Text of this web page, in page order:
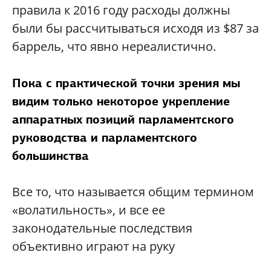
правила к 2016 году расходы должны
были бы рассчитываться исходя из $87 за
баррель, что явно нереалистично.
Пока с практической точки зрения мы
видим только некоторое укрепление
аппаратных позиций парламентского
руководства и парламентского
большинства
Все то, что называется общим термином
«волатильность», и все ее
законодательные последствия
объективно играют на руку